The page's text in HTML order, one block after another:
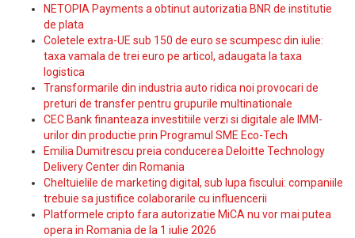
NETOPIA Payments a obtinut autorizatia BNR de institutie
de plata
Coletele extra-UE sub 150 de euro se scumpesc din iulie:
taxa vamala de trei euro pe articol, adaugata la taxa
logistica
Transformarile din industria auto ridica noi provocari de
preturi de transfer pentru grupurile multinationale
CEC Bank finanteaza investitiile verzi si digitale ale IMM-
urilor din productie prin Programul SME Eco-Tech
Emilia Dumitrescu preia conducerea Deloitte Technology
Delivery Center din Romania
Cheltuielile de marketing digital, sub lupa fiscului: companiile
trebuie sa justifice colaborarile cu influencerii
Platformele cripto fara autorizatie MiCA nu vor mai putea
opera in Romania de la 1 iulie 2026